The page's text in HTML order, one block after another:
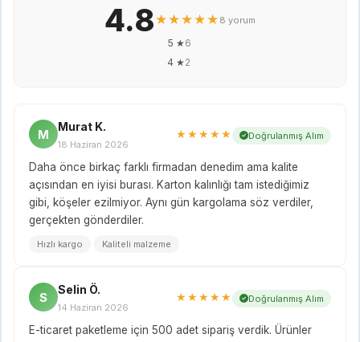
4.8★★★★★ 8 yorum
5 ★6
4 ★2
M
Murat K.
18 Haziran 2026
★★★★★ Doğrulanmış Alım
Daha önce birkaç farklı firmadan denedim ama kalite
açısından en iyisi burası. Karton kalınlığı tam istediğimiz
gibi, köşeler ezilmiyor. Aynı gün kargolama söz verdiler,
gerçekten gönderdiler.
Hızlı kargo Kaliteli malzeme
S
Selin Ö.
14 Haziran 2026
★★★★★ Doğrulanmış Alım
E-ticaret paketleme için 500 adet sipariş verdik. Ürünler